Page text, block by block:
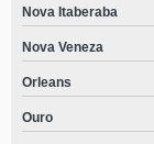
Nova Itaberaba
Nova Veneza
Orleans
Ouro